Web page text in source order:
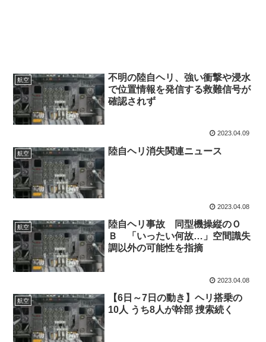
航空
不明の陸自ヘリ、強い衝撃や浸水
で位置情報を発信する救難信号が
確認されず
2023.04.09
航空 陸自ヘリ消失関連ニュース
2023.04.08
航空
陸自ヘリ事故 同型機操縦のＯ
Ｂ 「いったい何故…」空間識失
調以外の可能性を指摘
2023.04.08
航空
【6日～7日の動き】ヘリ搭乗の
10人 うち8人が幹部 捜索続く